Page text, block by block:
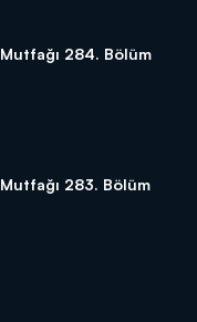
284. Bölüm
283. Bölüm